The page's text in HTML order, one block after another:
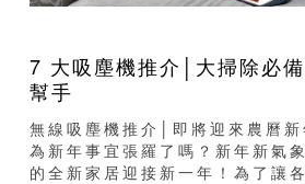
7 大吸塵機推介│大掃除必備 媽媽們的最好
幫手
無線吸塵機推介│即將迎來農曆
為新年事宜張羅了嗎？新年新氣
的全新家居迎接新一年！為了讓